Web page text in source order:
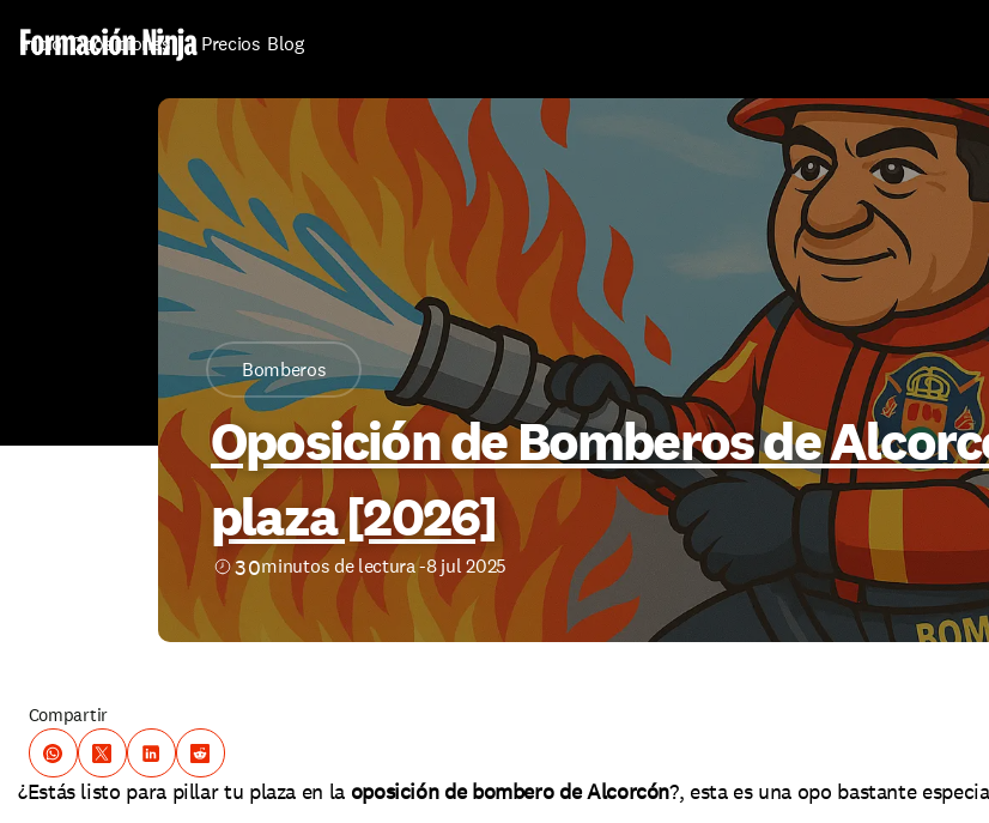
Inicio Oposiciones Precios Blog
Bomberos
Oposición de Bomberos de
plaza [2026]
30minutos de lectura -8 jul 2025
Compartir
¿Estás listo para pillar tu plaza en la oposición de bombero de Alcorcón?, esta es una opo bastante